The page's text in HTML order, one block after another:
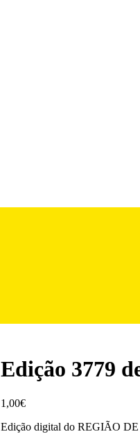
Edição 3779
1,00€
Edição digital do REGIÃO